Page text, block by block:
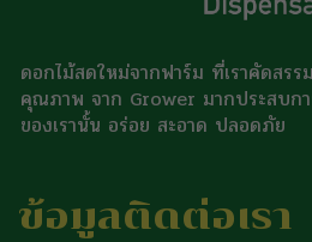
ดอกไม้สดใหม่จากฟาร์ม ที่เราคัดสรร
คุณภาพ จาก Grower มากประสบก
ของเรานั้น อร่อย สะอาด ปลอดภัย
ข้อมูลติดต่อเรา